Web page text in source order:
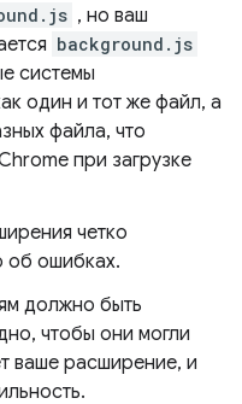
, но ваш
background.js
системы
один и тот же файл, а
файла, что
при загрузке
четко
об ошибках.
должно быть
чтобы они могли
ваше расширение, и